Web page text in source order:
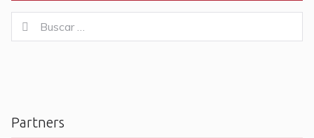
for:
Buscar
Partners